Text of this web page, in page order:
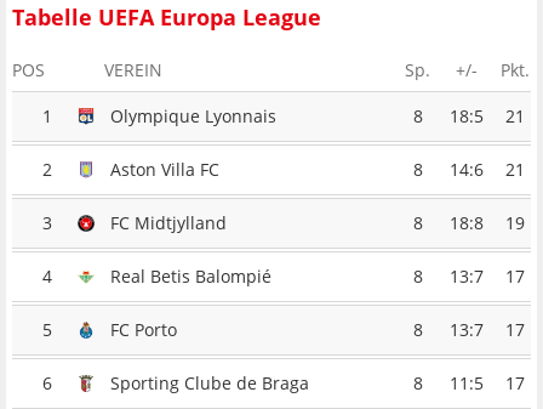
Tabelle UEFA Europa League
POS VEREIN Sp. +/-
Pkt.
1
Olympique Lyonnais 8 18:5 21
2 Aston Villa FC 8 14:6 21
3 FC Midtjylland 8 18:8 19
4 Real Betis Balompié 8 13:7 17
5 FC Porto 8 13:7 17
6 Sporting Clube de Braga 8 11:5 17